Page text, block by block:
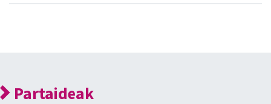
Partaideak